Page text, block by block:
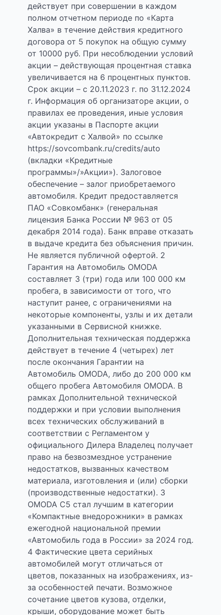
действует при совершении в каждом
полном отчетном периоде по «Карта
Халва» в течение действия кредитного
договора от 5 покупок на общую сумму
от 10000 руб. При несоблюдении условий
акции – действующая процентная ставка
увеличивается на 6 процентных пунктов.
Срок акции – с 20.11.2023 г. по 31.12.2024
г. Информация об организаторе акции, о
правилах ее проведения, иные условия
акции указаны в Паспорте акции
«Автокредит с Халвой» по ссылке
https://sovcombank.ru/credits/auto
(вкладки «Кредитные
программы»/»Акции»). Залоговое
обеспечение – залог приобретаемого
автомобиля. Кредит предоставляется
ПАО «Совкомбанк» (генеральная
лицензия Банка России № 963 от 05
декабря 2014 года). Банк вправе отказать
в выдаче кредита без объяснения причин.
Не является публичной офертой. 2
Гарантия на Автомобиль OMODA
составляет 3 (три) года или 100 000 км
пробега, в зависимости от того, что
наступит ранее, с ограничениями на
некоторые компоненты, узлы и их детали
указанными в Сервисной книжке.
Дополнительная техническая поддержка
действует в течение 4 (четырех) лет
после окончания Гарантии на
Автомобиль OMODA, либо до 200 000 км
общего пробега Автомобиля OMODA. В
рамках Дополнительной технической
поддержки и при условии выполнения
всех технических обслуживаний в
соответствии с Регламентом у
официального Дилера Владелец получает
право на безвозмездное устранение
недостатков, вызванных качеством
материала, изготовления и (или) сборки
(производственные недостатки). 3
OMODA C5 стал лучшим в категории
«Компактные внедорожники» в рамках
ежегодной национальной премии
«Автомобиль года в России» за 2024 год.
4 Фактические цвета серийных
автомобилей могут отличаться от
цветов, показанных на изображениях, из-
за особенностей печати. Возможное
сочетание цветов кузова, отделки,
крыши, оборудование может быть